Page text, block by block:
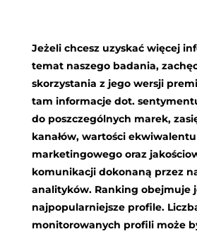
Jeżeli chcesz uzyskać więcej
temat naszego badania,
skorzystania z jego wersji
tam informacje dot.
do poszczególnych marek,
kanałów, wartości ekwiwalentu
marketingowego oraz
komunikacji dokonaną przez
analityków. Ranking obejmuje
najpopularniejsze profile.
monitorowanych profili może